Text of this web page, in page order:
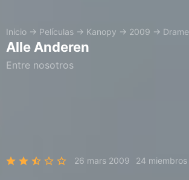
Inicio → Películas → Kanopy → 2009 → Drame
Alle Anderen
Entre nosotros
26 mars 2009 24 miembros